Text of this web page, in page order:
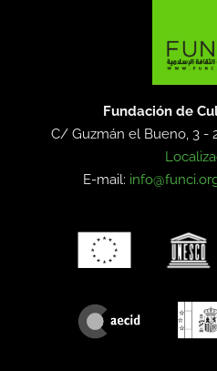
Fundación de
C/ Guzmán el Bueno, 3 -
E-mail: